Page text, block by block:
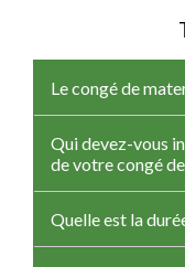
Le congé de
Qui devez-vous
de votre congé
Quelle est la